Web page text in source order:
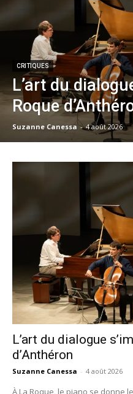
CRITIQUES
L’art du
Roque
Suzanne Canessa - 4 août 2026
L’art du dialogue
d’Anthéron
Suzanne Canessa - 4 août 2026
À La Roque, le piano se donne